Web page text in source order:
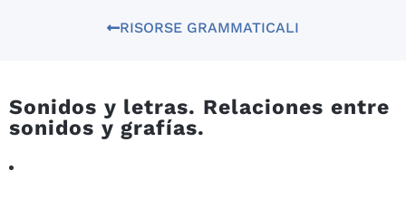
RISORSE GRAMMATICALI
Sonidos y letras. Relaciones entre
sonidos y grafías.